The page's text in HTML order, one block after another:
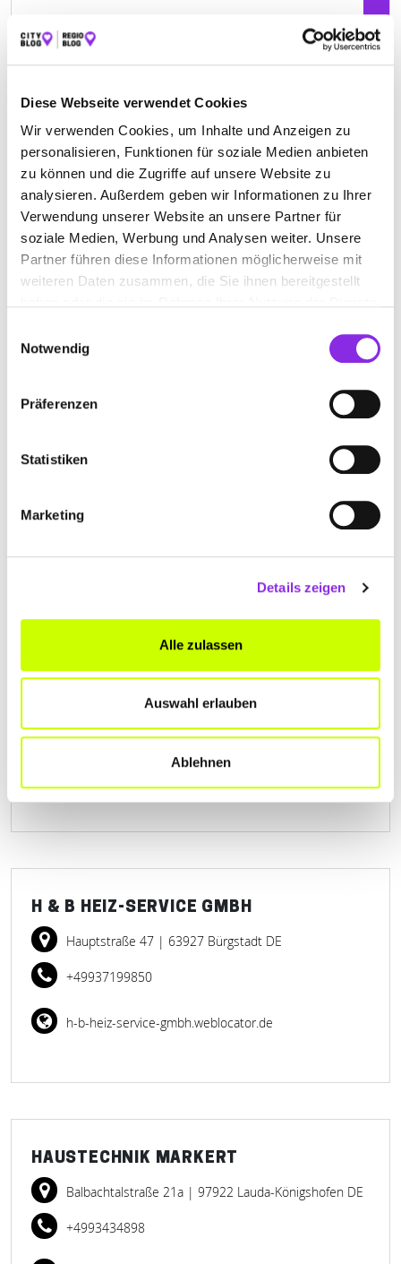
Diese Webseite verwendet Cookies
Wir verwenden Cookies, um Inhalte und Anzeigen zu
personalisieren, Funktionen für soziale Medien anbieten
zu können und die Zugriffe auf unsere Website zu
analysieren. Außerdem geben wir Informationen zu Ihrer
Verwendung unserer Website an unsere Partner für
soziale Medien, Werbung und Analysen weiter. Unsere
Partner führen diese Informationen möglicherweise mit
weiteren Daten zusammen, die Sie ihnen bereitgestellt
Notwendig
Präferenzen
Statistiken
Marketing
Details zeigen
Alle zulassen
Auswahl erlauben
Ablehnen
Keine Öffnungszeiten angegeben
HILLER HAUSTECHNIK GMBH & CO. KG
+499342858350
+499345518
www.barta-online.de
H & B HEIZ-SERVICE GMBH
Hauptstraße 47 | 63927 Bürgstadt DE
+49937199850
h-b-heiz-service-gmbh.weblocator.de
HAUSTECHNIK MARKERT
Balbachtalstraße 21a | 97922 Lauda-Königshofen DE
+4993434898